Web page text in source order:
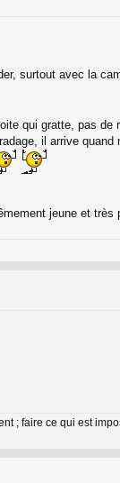
surtout avec la
qui gratte, pas de
il arrive quand
jeune et
; faire ce qui est